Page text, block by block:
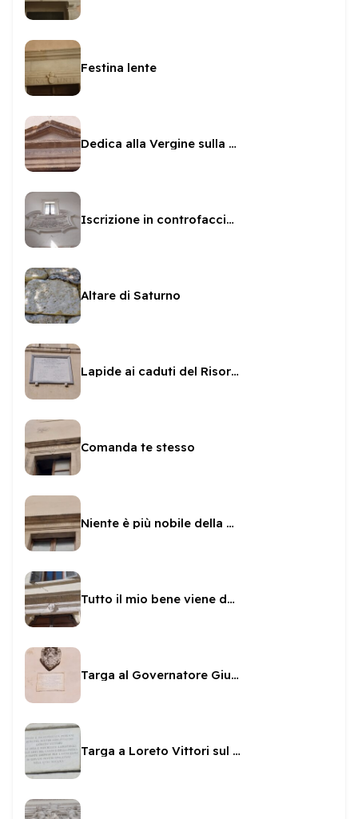
Festina lente
Dedica alla Vergine sulla Manna d'Oro
Iscrizione in controfacciata a San Pietro
Altare di Saturno
Lapide ai caduti del Risorgimento sul Municipio
Comanda te stesso
Niente è più nobile della virtù
Tutto il mio bene viene da Dio
Targa al Governatore Giulio Savelli sul Municipio
Targa a Loreto Vittori sul Municipio